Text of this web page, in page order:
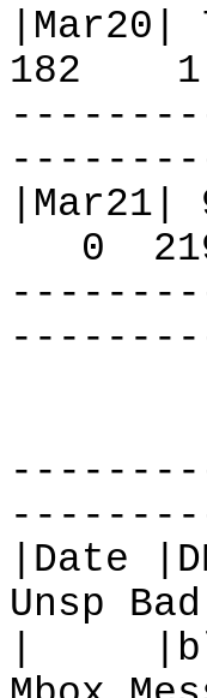
|Mar20|
182
1
|Mar21|
0
|Date
Unsp Bad